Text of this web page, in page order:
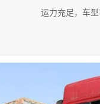
运力充足，车